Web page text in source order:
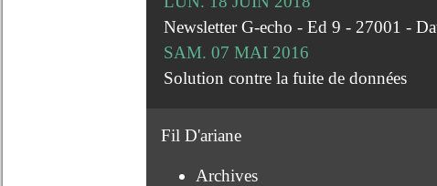
Newsletter G-echo - Ed 9 - 27001 -
SAM. 07 MAI 2016
Solution contre la fuite de données
Fil D'ariane
Archives